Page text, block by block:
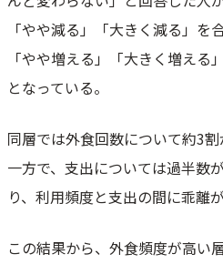
「やや減る」「大きく減る」を
「やや増える」「大きく増える
となっている。
同層では外食回数について約3
一方で、支出については過半数
り、利用頻度と支出の間に乖離
この結果から、外食頻度が高い